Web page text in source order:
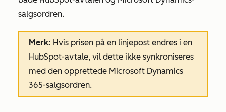
salgsordren.
Merk: Hvis prisen på en linjepost endres i en
HubSpot-avtale, vil dette ikke synkroniseres
med den opprettede Microsoft Dynamics
365-salgsordren.